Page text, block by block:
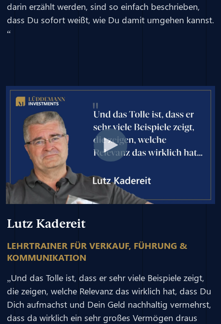
darin erzählt werden, sind so einfach beschrieben,
dass Du sofort weißt, wie Du damit umgehen kannst.
“
Lutz Kadereit
LEHRTRAINER FÜR VERKAUF, FÜHRUNG &
KOMMUNIKATION
„Und das Tolle ist, dass er sehr viele Beispiele zeigt,
die zeigen, welche Relevanz das wirklich hat, dass Du
Dich aufmachst und Dein Geld nachhaltig vermehrst,
dass da wirklich ein sehr großes Vermögen draus